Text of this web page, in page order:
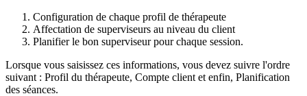
Configuration de chaque profil de thérapeute
Affectation de superviseurs au niveau du client
Planifier le bon superviseur pour chaque session.
Lorsque vous saisissez ces informations, vous devez suivre l'ordre
suivant : Profil du thérapeute, Compte client et enfin, Planification
des séances.